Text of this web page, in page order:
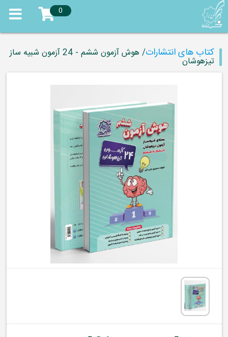
0
کتاب های انتشارات / هوش آزمون ششم - 24 آزمون شبیه ساز
تیزهوشان